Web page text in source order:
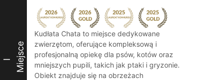
I Miejsce
Kudłata Chata to miejsce dedykowane
zwierzętom, oferujące kompleksową i
profesjonalną opiekę dla psów, kotów oraz
mniejszych pupili, takich jak ptaki i gryzonie.
Obiekt znajduje się na obrzeżach